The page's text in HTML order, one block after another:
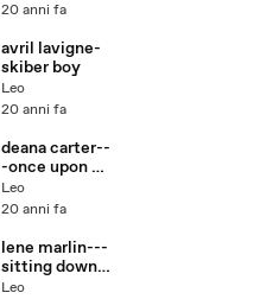
20 anni fa
avril lavigne-
skiber boy
Leo
20 anni fa
deana carter--
-once upon a
december
Leo
20 anni fa
lene marlin---
sitting down
here
Leo